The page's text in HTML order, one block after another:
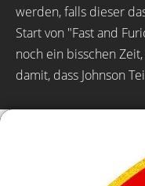
werden, falls dieser
Start von "Fast and
noch ein bisschen
damit, dass Johnson